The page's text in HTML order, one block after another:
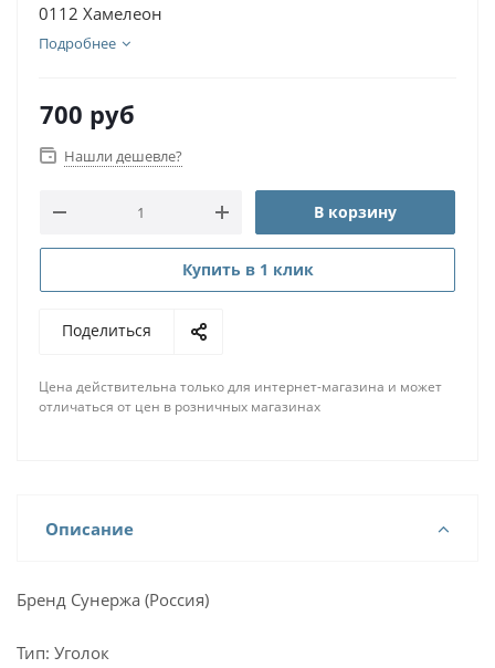
0112 Хамелеон
Подробнее
700 руб
Нашли дешевле?
В корзину
Купить в 1 клик
Поделиться
Цена действительна только для интернет-магазина и может
отличаться от цен в розничных магазинах
Описание
Бренд Сунержа (Россия)
Тип: Уголок